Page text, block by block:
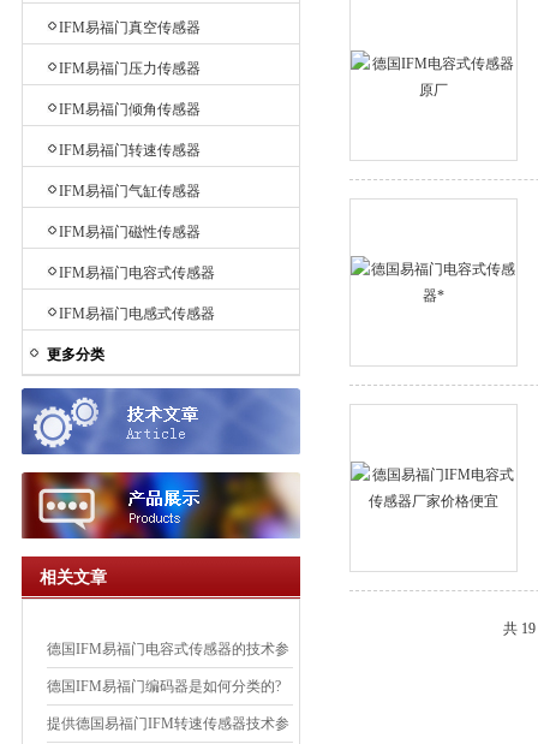
IFM易福门真空传感器
IFM易福门压力传感器
IFM易福门倾角传感器
IFM易福门转速传感器
IFM易福门气缸传感器
IFM易福门磁性传感器
IFM易福门电容式传感器
IFM易福门电感式传感器
更多分类
相关文章
德国IFM易福门电容式传感器的技术参
数
德国IFM易福门编码器是如何分类的?
提供德国易福门IFM转速传感器技术参
共